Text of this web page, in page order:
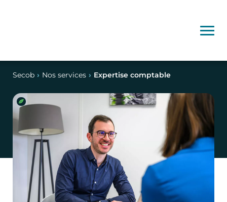
Secob › Nos services › Expertise comptable